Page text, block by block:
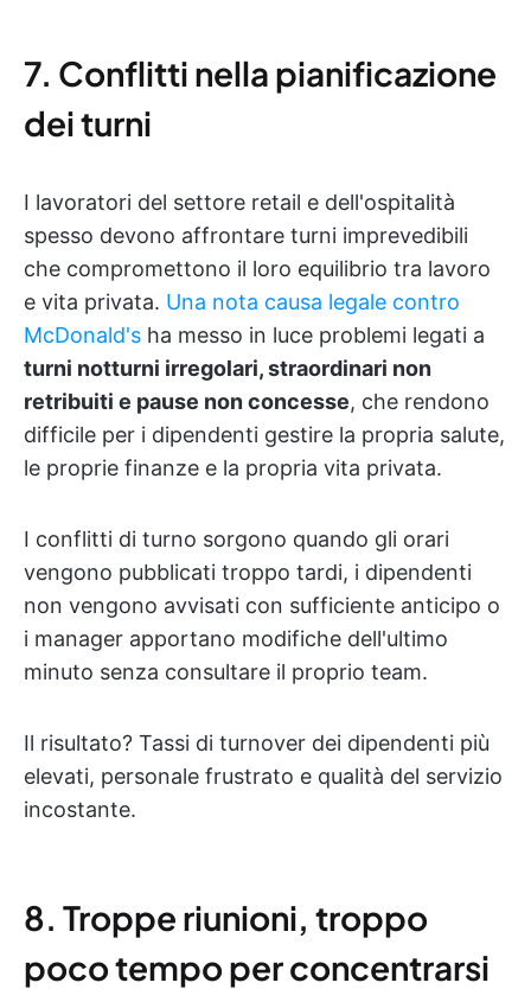
7. Conflitti nella pianificazione
dei turni
I lavoratori del settore retail e dell'ospitalità
spesso devono affrontare turni imprevedibili
che compromettono il loro equilibrio tra lavoro
e vita privata. Una nota causa legale contro
McDonald's ha messo in luce problemi legati a
turni notturni irregolari, straordinari non
retribuiti e pause non concesse, che rendono
difficile per i dipendenti gestire la propria salute,
le proprie finanze e la propria vita privata.
I conflitti di turno sorgono quando gli orari
vengono pubblicati troppo tardi, i dipendenti
non vengono avvisati con sufficiente anticipo o
i manager apportano modifiche dell'ultimo
minuto senza consultare il proprio team.
Il risultato? Tassi di turnover dei dipendenti più
elevati, personale frustrato e qualità del servizio
incostante.
8. Troppe riunioni, troppo
poco tempo per concentrarsi